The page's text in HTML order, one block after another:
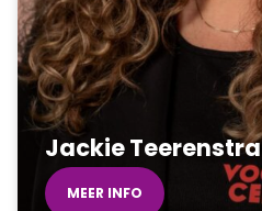
Jackie Teerenstra
MEER INFO